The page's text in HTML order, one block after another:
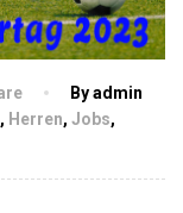
By admin
, Herren, Jobs,